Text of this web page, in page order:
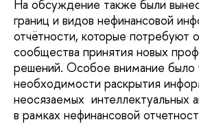
На обсуждение также были
границ и видов нефинансовой
отчётности, которые потребуют
сообщества принятия новых
решений. Особое внимание было
необходимости раскрытия
неосязаемых интеллектуальных
в рамках нефинансовой